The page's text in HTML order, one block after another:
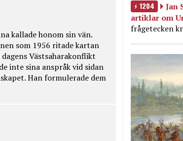
kallade honom sin vän.
som 1956 ritade kartan
Västsaharakonflikt
inte sina anspråk vid sidan
Han formulerade dem
1204
Jan
artiklar om
frågetecken